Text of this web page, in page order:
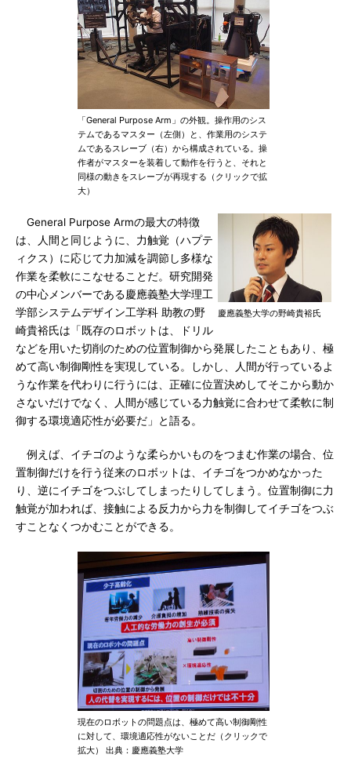
「General Purpose Arm」の外観。操作用のシス
テムであるマスター（左側）と、作業用のシステ
ムであるスレーブ（右）から構成されている。操
作者がマスターを装着して動作を行うと、それと
同様の動きをスレーブが再現する（クリックで拡
大）
慶應義塾大学の野崎貴裕氏
General Purpose Armの最大の特徴
は、人間と同じように、力触覚（ハプテ
ィクス）に応じて力加減を調節し多様な
作業を柔軟にこなせることだ。研究開発
の中心メンバーである慶應義塾大学理工
学部システムデザイン工学科 助教の野
崎貴裕氏は「既存のロボットは、ドリル
などを用いた切削のための位置制御から発展したこともあり、極
めて高い制御剛性を実現している。しかし、人間が行っているよ
うな作業を代わりに行うには、正確に位置決めしてそこから動か
さないだけでなく、人間が感じている力触覚に合わせて柔軟に制
御する環境適応性が必要だ」と語る。
例えば、イチゴのような柔らかいものをつまむ作業の場合、位
置制御だけを行う従来のロボットは、イチゴをつかめなかった
り、逆にイチゴをつぶしてしまったりしてしまう。位置制御に力
触覚が加われば、接触による反力から力を制御してイチゴをつぶ
すことなくつかむことができる。
現在のロボットの問題点は、極めて高い制御剛性
に対して、環境適応性がないことだ（クリックで
拡大） 出典：慶應義塾大学